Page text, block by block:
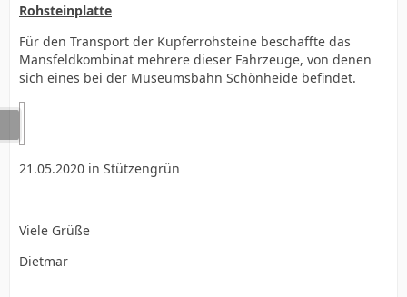
Rohsteinplatte
Für den Transport der Kupferrohsteine beschaffte das
Mansfeldkombinat mehrere dieser Fahrzeuge, von denen
sich eines bei der Museumsbahn Schönheide befindet.
21.05.2020 in Stützengrün
Viele Grüße
Dietmar